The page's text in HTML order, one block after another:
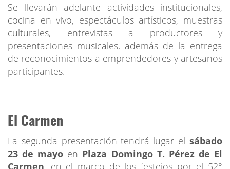
Se llevarán adelante actividades institucionales,
cocina en vivo, espectáculos artísticos, muestras
culturales, entrevistas a productores y
presentaciones musicales, además de la entrega
de reconocimientos a emprendedores y artesanos
participantes.
El Carmen
La segunda presentación tendrá lugar el sábado
23 de mayo en Plaza Domingo T. Pérez de El
Carmen , en el marco de los festejos por el 52°